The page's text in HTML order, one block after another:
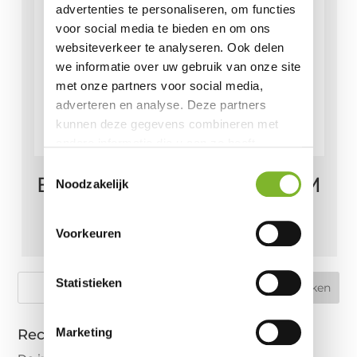
advertenties te personaliseren, om functies
voor social media te bieden en om ons
websiteverkeer te analyseren. Ook delen
we informatie over uw gebruik van onze site
met onze partners voor social media,
adverteren en analyse. Deze partners
kunnen deze gegevens combineren met
basis van uw gebruik van hun services.
Noodzakelijk
Voorkeuren
Statistieken
Marketing
Bestelling Fam. Arends EM
Recente berichten